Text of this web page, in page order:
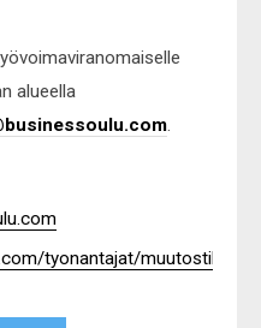
alueella
tyonantajat/